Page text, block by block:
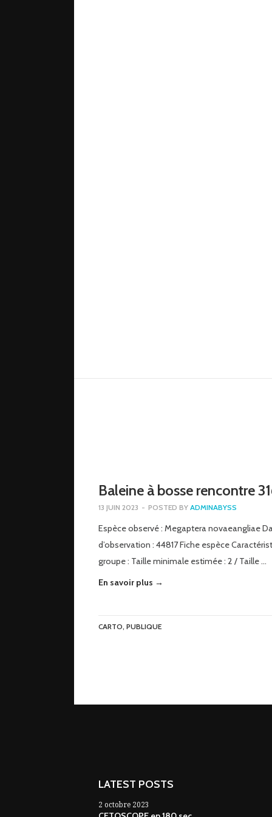
Baleine à bosse rencontre
13 JUIN 2023 - POSTED BY ADMINABYSS
Espèce observé : Megaptera novaeangliae
d’observation : 44817 Fiche espèce
groupe : Taille minimale estimée : 2 / Taille …
En savoir plus →
CARTO, PUBLIQUE
LATEST POSTS
2 octobre 2023